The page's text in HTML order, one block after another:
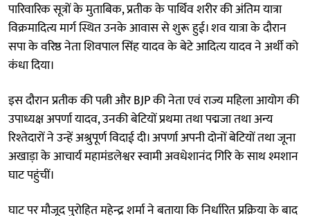
पारिवारिक सूत्रों के मुताबिक, प्रतीक के पार्थिव शरीर की अंतिम यात्रा
विक्रमादित्य मार्ग स्थित उनके आवास से शुरू हुई। शव यात्रा के दौरान
सपा के वरिष्ठ नेता शिवपाल सिंह यादव के बेटे आदित्य यादव ने अर्थी को
कंधा दिया।
इस दौरान प्रतीक की पत्नी और BJP की नेता एवं राज्य महिला आयोग की
उपाध्यक्ष अपर्णा यादव, उनकी बेटियों प्रथमा तथा पद्मजा तथा अन्य
रिश्तेदारों ने उन्हें अश्रुपूर्ण विदाई दी। अपर्णा अपनी दोनों बेटियों तथा जूना
अखाड़ा के आचार्य महामंडलेश्वर स्वामी अवधेशानंद गिरि के साथ श्मशान
घाट पहुंचीं।
घाट पर मौजूद पुरोहित महेन्द्र शर्मा ने बताया कि निर्धारित प्रक्रिया के बाद